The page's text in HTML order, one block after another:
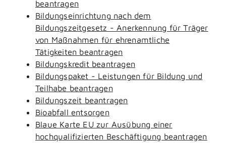
beantragen
Bildungseinrichtung nach dem
Bildungszeitgesetz - Anerkennung für Träger
von Maßnahmen für ehrenamtliche
Tätigkeiten beantragen
Bildungskredit beantragen
Bildungspaket - Leistungen für Bildung und
Teilhabe beantragen
Bildungszeit beantragen
Bioabfall entsorgen
Blaue Karte EU zur Ausübung einer
hochqualifizierten Beschäftigung beantragen